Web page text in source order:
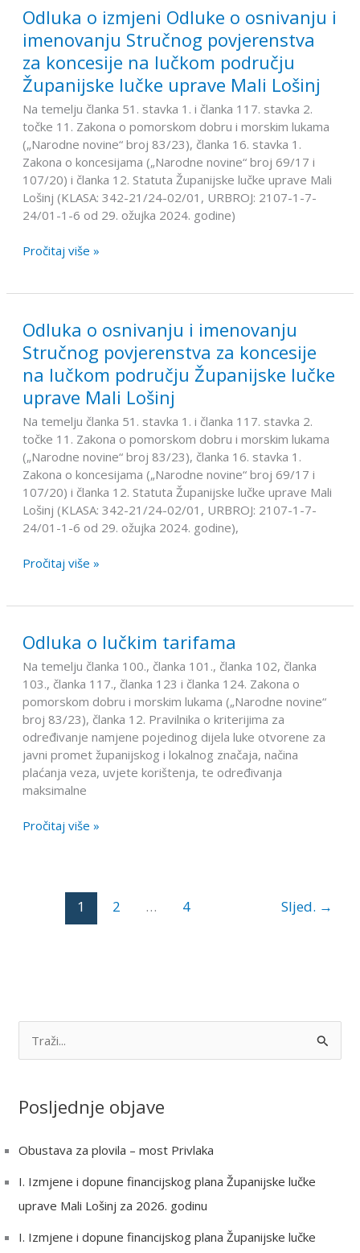
Odluka o izmjeni Odluke o osnivanju i
imenovanju Stručnog povjerenstva
za koncesije na lučkom području
Županijske lučke uprave Mali Lošinj
Na temelju članka 51. stavka 1. i članka 117. stavka 2.
točke 11. Zakona o pomorskom dobru i morskim lukama
(„Narodne novine“ broj 83/23), članka 16. stavka 1.
Zakona o koncesijama („Narodne novine“ broj 69/17 i
107/20) i članka 12. Statuta Županijske lučke uprave Mali
Lošinj (KLASA: 342-21/24-02/01, URBROJ: 2107-1-7-
24/01-1-6 od 29. ožujka 2024. godine)
Odluka
o
izmjeni
Odluke
o
osnivanju
i
imenovanju
Stručnog
povjerenstva
za
koncesije
lučkom
području
lučke
Mali
Lošinj
Pročitaj više »
Odluka o osnivanju i imenovanju
Stručnog povjerenstva za koncesije
na lučkom području Županijske lučke
uprave Mali Lošinj
Na temelju članka 51. stavka 1. i članka 117. stavka 2.
točke 11. Zakona o pomorskom dobru i morskim lukama
(„Narodne novine“ broj 83/23), članka 16. stavka 1.
Zakona o koncesijama („Narodne novine“ broj 69/17 i
107/20) i članka 12. Statuta Županijske lučke uprave Mali
Lošinj (KLASA: 342-21/24-02/01, URBROJ: 2107-1-7-
24/01-1-6 od 29. ožujka 2024. godine),
Odluka
o
osnivanju
i
imenovanju
Stručnog
povjerenstva
za
koncesije
na
lučkom
području
lučke
Lošinj
Pročitaj više »
Odluka o lučkim tarifama
Na temelju članka 100., članka 101., članka 102, članka
103., članka 117., članka 123 i članka 124. Zakona o
pomorskom dobru i morskim lukama („Narodne novine“
broj 83/23), članka 12. Pravilnika o kriterijima za
određivanje namjene pojedinog dijela luke otvorene za
javni promet županijskog i lokalnog značaja, načina
plaćanja veza, uvjete korištenja, te određivanja
maksimalne
Odluka
lučkim
tarifama
Pročitaj više »
1 2 … 4 Sljed. →
r
f
o
r
Posljednje objave
Obustava za plovila – most Privlaka
I. Izmjene i dopune financijskog plana Županijske lučke
uprave Mali Lošinj za 2026. godinu
I. Izmjene i dopune financijskog plana Županijske lučke